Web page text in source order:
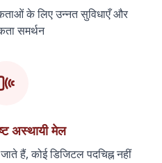
के लिए उन्नत सुविधाएँ और
समर्थन
अस्थायी मेल
हैं, कोई डिजिटल पदचिह्न नहीं